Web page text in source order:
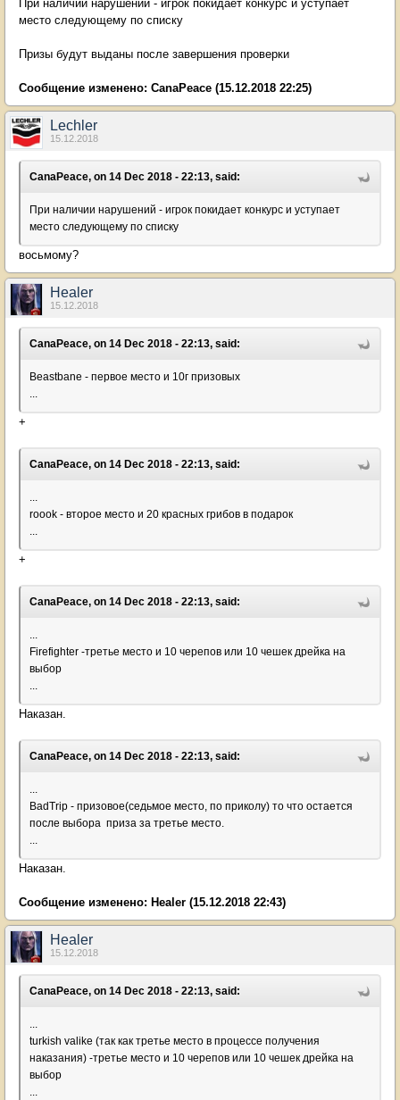
При наличии нарушений - игрок покидает конкурс и уступает
место следующему по списку
Призы будут выданы после завершения проверки
Сообщение изменено: CanaPeace (15.12.2018 22:25)
Lechler
15.12.2018
CanaPeace, on 14 Dec 2018 - 22:13, said:
При наличии нарушений - игрок покидает конкурс и уступает
место следующему по списку
восьмому?
Healer
15.12.2018
CanaPeace, on 14 Dec 2018 - 22:13, said:
Beastbane - первое место и 10г призовых
...
+
CanaPeace, on 14 Dec 2018 - 22:13, said:
...
roook - второе место и 20 красных грибов в подарок
...
+
CanaPeace, on 14 Dec 2018 - 22:13, said:
...
Firefighter -третье место и 10 черепов или 10 чешек дрейка на
выбор
...
Наказан.
CanaPeace, on 14 Dec 2018 - 22:13, said:
...
BadTrip - призовое(седьмое место, по приколу) то что остается
после выбора приза за третье место.
...
Наказан.
Сообщение изменено: Healer (15.12.2018 22:43)
Healer
15.12.2018
CanaPeace, on 14 Dec 2018 - 22:13, said:
...
turkish valike (так как третье место в процессе получения
наказания) -третье место и 10 черепов или 10 чешек дрейка на
выбор
...